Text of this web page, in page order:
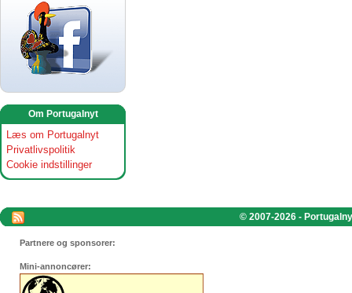
Om Portugalnyt
Læs om Portugalnyt
Privatlivspolitik
Cookie indstillinger
© 2007-2026 -
Partnere og sponsorer:
Mini-annoncører: